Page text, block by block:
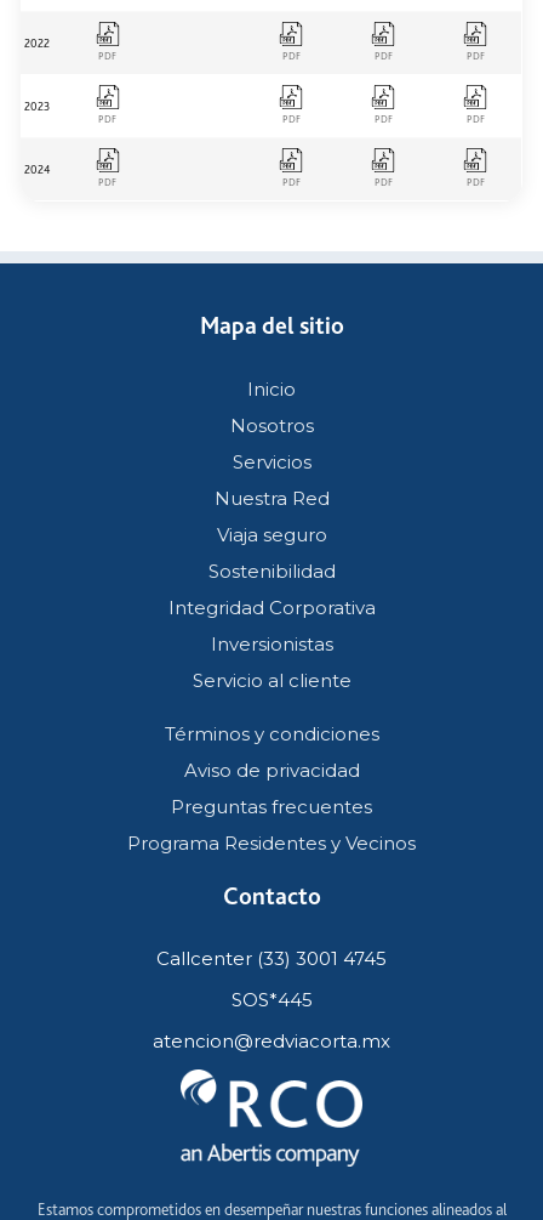
2022
PDF PDF PDF PDF
2023
PDF PDF PDF PDF
2024
PDF PDF PDF PDF
Estamos comprometidos en desempeñar nuestras funciones alineados al
Mapa del sitio
Inicio
Nosotros
Servicios
Nuestra Red
Viaja seguro
Sostenibilidad
Integridad Corporativa
Inversionistas
Servicio al cliente
Términos y condiciones
Aviso de privacidad
Preguntas frecuentes
Programa Residentes y Vecinos
Contacto
Callcenter (33) 3001 4745
SOS*445
atencion@redviacorta.mx